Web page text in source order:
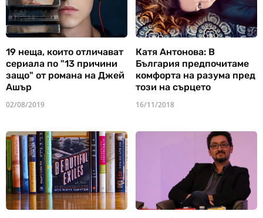
19 неща, които отличават
сериала по "13 причини
защо" от романа на Джей
Ашър
02/08/2019
Катя Антонова: В
България предпочитаме
комфорта на разума пред
този на сърцето
16/11/2018